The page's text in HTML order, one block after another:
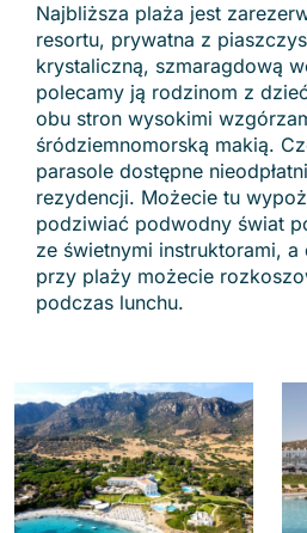
Najbliższa plaża jest
resortu, prywatna z
krystaliczną, szmaragdową
polecamy ją rodzinom z
obu stron wysokimi
śródziemnomorską makią.
parasole dostępne
rezydencji. Możecie tu
podziwiać podwodny świat
ze świetnymi instruktorami, a
przy plaży możecie
podczas lunchu.